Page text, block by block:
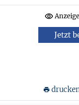
Jetzt